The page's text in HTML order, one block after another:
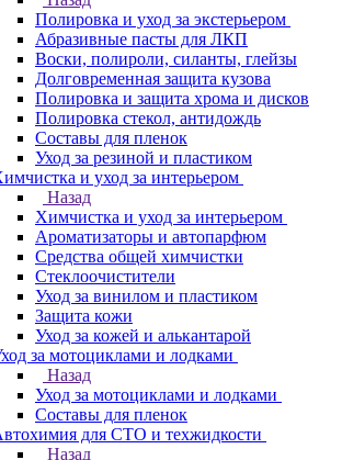
Полировка и уход за экстерьером
Абразивные пасты для ЛКП
Воски, полироли, силанты, глейзы
Долговременная защита кузова
Полировка и защита хрома и дисков
Полировка стекол, антидождь
Составы для пленок
Уход за резиной и пластиком
и уход за интерьером
Назад
Химчистка и уход за интерьером
Ароматизаторы и автопарфюм
Средства общей химчистки
Стеклоочистители
Уход за винилом и пластиком
Защита кожи
Уход за кожей и алькантарой
за мотоциклами и лодками
Назад
Уход за мотоциклами и лодками
Составы для пленок
для СТО и техжидкости
Назад